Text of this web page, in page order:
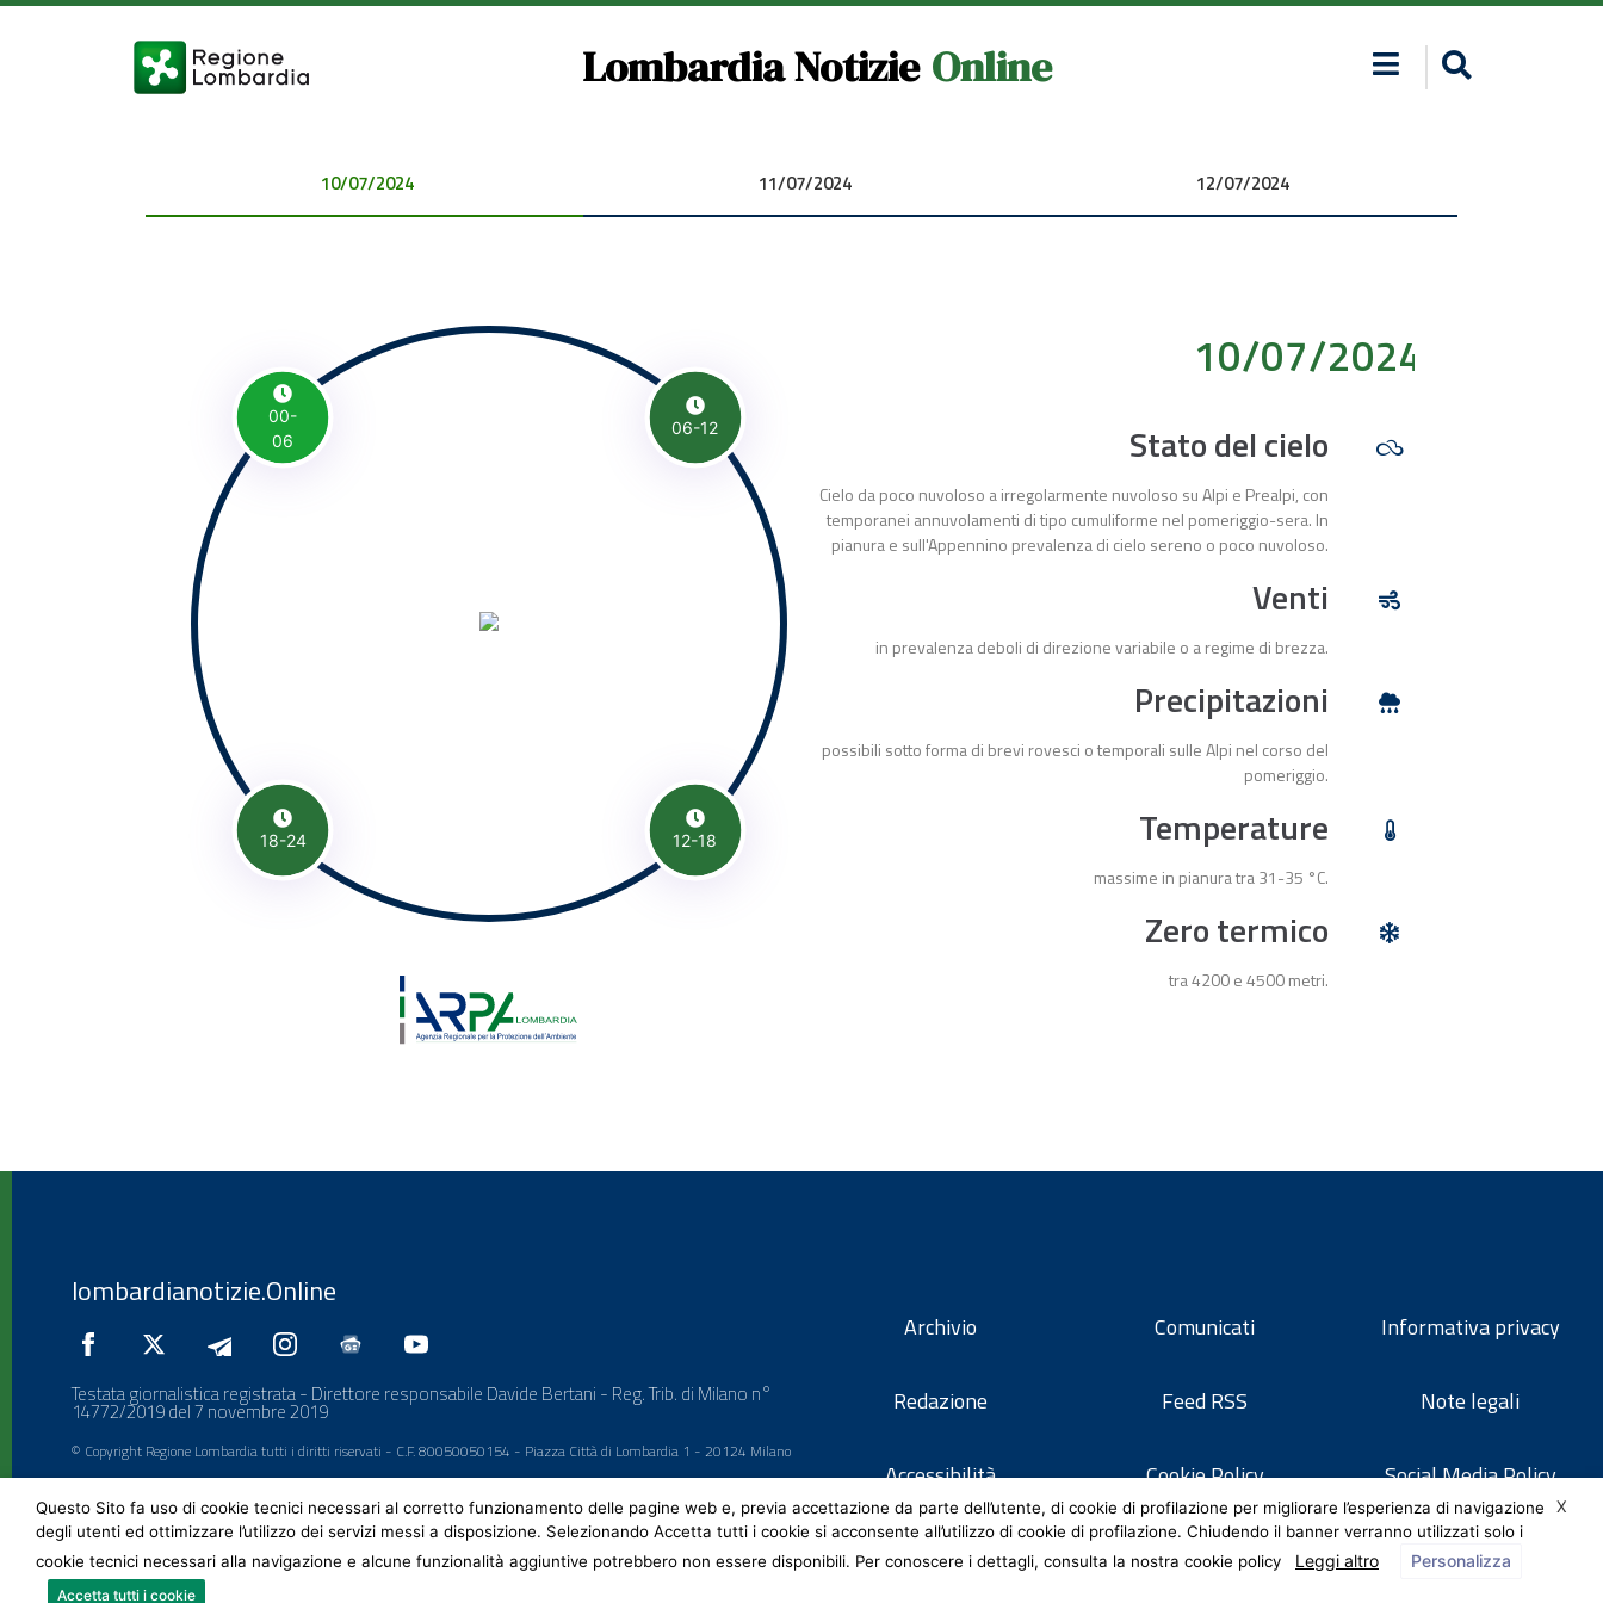
Lombardia Notizie Online
10/07/2024 00:00:00 11/07/2024 00:00:00 12/07/2024 00:00:00
00-
06
06-12
18-24 12-18
10/07/2024 00:00:00
Stato del cielo
Cielo da poco nuvoloso a irregolarmente nuvoloso su Alpi e Prealpi, con
temporanei annuvolamenti di tipo cumuliforme nel pomeriggio-sera. In
pianura e sull'Appennino prevalenza di cielo sereno o poco nuvoloso.
Venti
in prevalenza deboli di direzione variabile o a regime di brezza.
Precipitazioni
possibili sotto forma di brevi rovesci o temporali sulle Alpi nel corso del
pomeriggio.
Temperature
massime in pianura tra 31-35 °C.
Zero termico
tra 4200 e 4500 metri.
lombardianotizie.Online
Testata giornalistica registrata - Direttore responsabile Davide Bertani - Reg. Trib. di Milano n°
14772/2019 del 7 novembre 2019
© Copyright Regione Lombardia tutti i diritti riservati - C.F. 80050050154 - Piazza Città di Lombardia 1 - 20124 Milano
Archivio
Redazione
Accessibilità
Comunicati
Feed RSS
Cookie Policy
Informativa privacy
Note legali
Social Media Policy
X
Questo Sito fa uso di cookie tecnici necessari al corretto funzionamento delle pagine web e, previa accettazione da parte dell’utente, di cookie di profilazione per migliorare l’esperienza di navigazione
degli utenti ed ottimizzare l’utilizzo dei servizi messi a disposizione. Selezionando Accetta tutti i cookie si acconsente all’utilizzo di cookie di profilazione. Chiudendo il banner verranno utilizzati solo i
cookie tecnici necessari alla navigazione e alcune funzionalità aggiuntive potrebbero non essere disponibili. Per conoscere i dettagli, consulta la nostra cookie policy
Leggi altro Personalizza
Accetta tutti i cookie